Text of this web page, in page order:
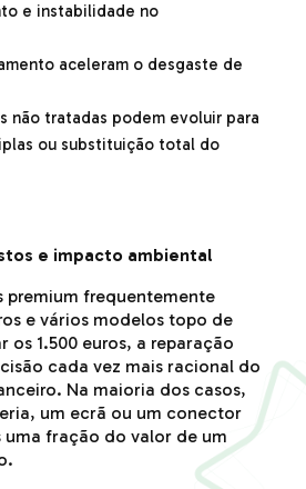
e instabilidade no
aceleram o desgaste de
não tratadas podem evoluir para
ou substituição total do
e impacto ambiental
premium frequentemente
e vários modelos topo de
os 1.500 euros, a reparação
cada vez mais racional do
Na maioria dos casos,
um ecrã ou um conector
uma fração do valor de um